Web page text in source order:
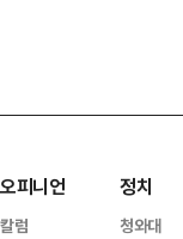
오피니언
칼럼
정치
청와대